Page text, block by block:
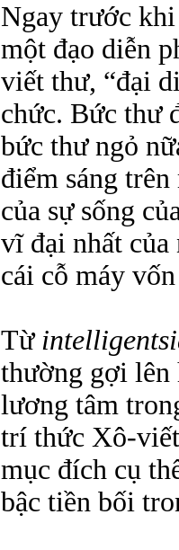
Ngay trước
một đạo diễn
viết thư, “đại
chức. Bức thư
bức thư ngỏ
điểm sáng
của sự sống
vĩ đại nhất của
cái cỗ máy
Từ
thường gợi lên
lương tâm
trí thức Xô-
mục đích cụ
bậc tiền bối